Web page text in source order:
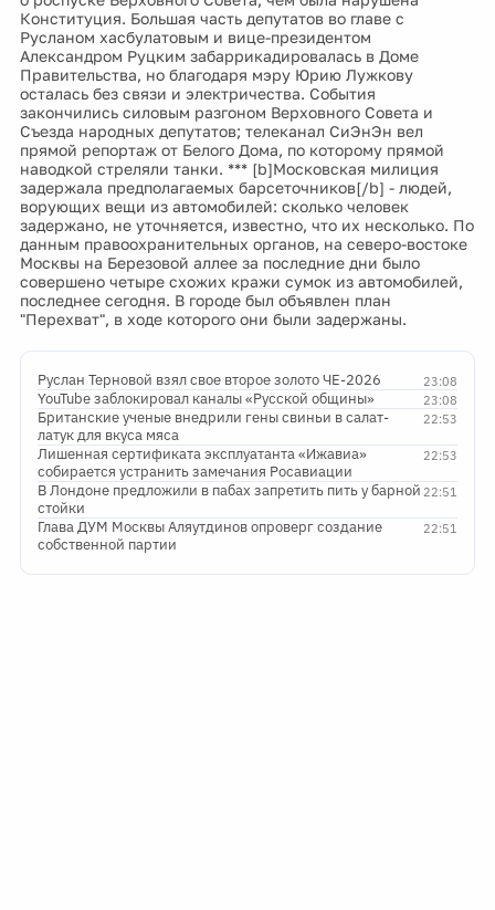
Конституция. Большая часть депутатов во главе с
Русланом хасбулатовым и вице-президентом
Александром Руцким забаррикадировалась в Доме
Правительства, но благодаря мэру Юрию Лужкову
осталась без связи и электричества. События
закончились силовым разгоном Верховного Совета и
Съезда народных депутатов; телеканал СиЭнЭн вел
прямой репортаж от Белого Дома, по которому прямой
наводкой стреляли танки. *** [b]Московская милиция
задержала предполагаемых барсеточников[/b] - людей,
ворующих вещи из автомобилей: сколько человек
задержано, не уточняется, известно, что их несколько. По
данным правоохранительных органов, на северо-востоке
Москвы на Березовой аллее за последние дни было
совершено четыре схожих кражи сумок из автомобилей,
последнее сегодня. В городе был объявлен план
"Перехват", в ходе которого они были задержаны.
23:08
Руслан Терновой взял свое второе золото ЧЕ-2026
23:08
YouTube заблокировал каналы «Русской общины»
22:53
Британские ученые внедрили гены свиньи в салат-
латук для вкуса мяса
22:53
Лишенная сертификата эксплуатанта «Ижавиа»
собирается устранить замечания Росавиации
22:51
В Лондоне предложили в пабах запретить пить у барной
стойки
22:51
Глава ДУМ Москвы Аляутдинов опроверг создание
собственной партии